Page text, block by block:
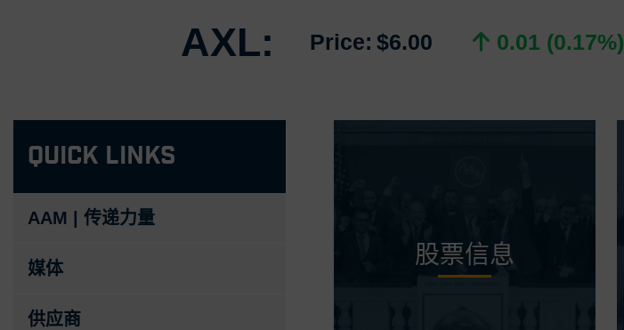
AXL: Price: $6.00 0.01 (0.17%)
Quick Links
AAM | 传递力量
媒体
供应商
股票信息